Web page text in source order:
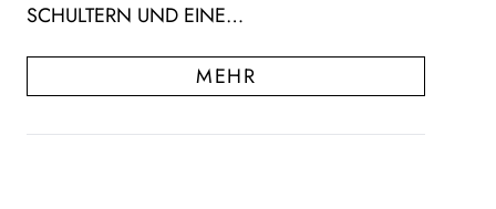
SCHULTERN UND EINE…
MEHR